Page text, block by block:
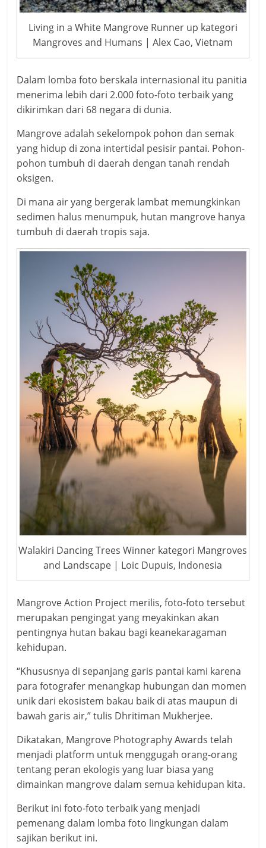
Living in a White Mangrove Runner up kategori
Mangroves and Humans | Alex Cao, Vietnam
Dalam lomba foto berskala internasional itu panitia
menerima lebih dari 2.000 foto-foto terbaik yang
dikirimkan dari 68 negara di dunia.
Mangrove adalah sekelompok pohon dan semak
yang hidup di zona intertidal pesisir pantai. Pohon-
pohon tumbuh di daerah dengan tanah rendah
oksigen.
Di mana air yang bergerak lambat memungkinkan
sedimen halus menumpuk, hutan mangrove hanya
tumbuh di daerah tropis saja.
Walakiri Dancing Trees Winner kategori Mangroves
and Landscape | Loic Dupuis, Indonesia
Mangrove Action Project merilis, foto-foto tersebut
merupakan pengingat yang meyakinkan akan
pentingnya hutan bakau bagi keanekaragaman
kehidupan.
“Khususnya di sepanjang garis pantai kami karena
para fotografer menangkap hubungan dan momen
unik dari ekosistem bakau baik di atas maupun di
bawah garis air,” tulis Dhritiman Mukherjee.
Dikatakan, Mangrove Photography Awards telah
menjadi platform untuk menggugah orang-orang
tentang peran ekologis yang luar biasa yang
dimainkan mangrove dalam semua kehidupan kita.
Berikut ini foto-foto terbaik yang menjadi
pemenang dalam lomba foto lingkungan dalam
sajikan berikut ini.